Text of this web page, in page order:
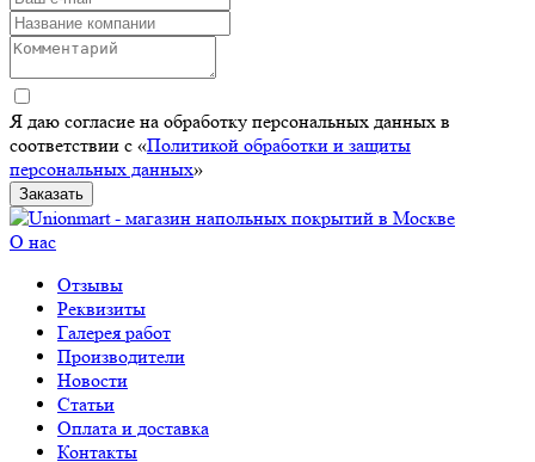
Я даю согласие на обработку персональных данных в
соответствии с «Политикой обработки и защиты
персональных данных»
Заказать
О нас
Отзывы
Реквизиты
Галерея работ
Производители
Новости
Статьи
Оплата и доставка
Контакты